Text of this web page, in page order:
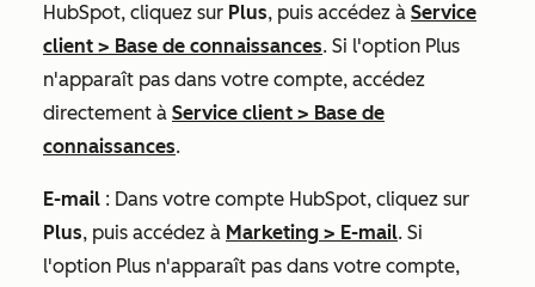
HubSpot, cliquez sur Plus, puis accédez à Service
client > Base de connaissances. Si l'option Plus
n'apparaît pas dans votre compte, accédez
directement à Service client > Base de
connaissances.
E-mail : Dans votre compte HubSpot, cliquez sur
Plus, puis accédez à Marketing > E-mail. Si
l'option Plus n'apparaît pas dans votre compte,